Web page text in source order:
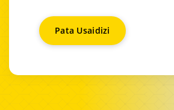
Pata Usaidizi